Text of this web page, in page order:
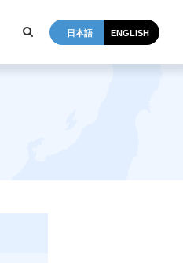
日本語 ENGLISH